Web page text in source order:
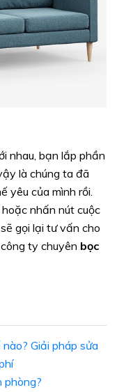
nhau, bạn lắp phần
là chúng ta đã
yêu của mình rồi.
nhấn nút cuộc
gọi lại tư vấn cho
ty chuyên bọc
Giải pháp sửa
phòng?